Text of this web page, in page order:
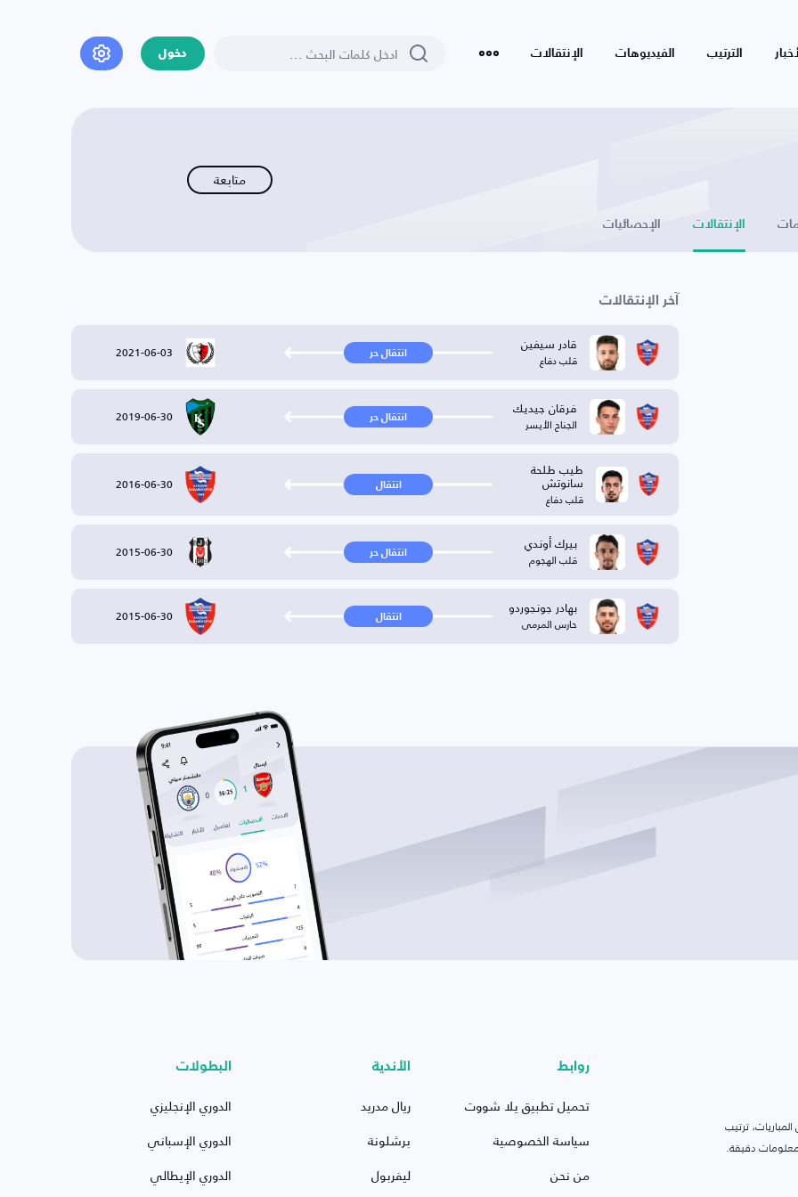
الترتيب الفيديوهات الإنتقالات دخول
متابعة
الإنتقالات الإحصائيات
آخر الإنتقالات
قادر سيفين
قلب دفاع انتقال حر 2021-06-03
فرقان جيديك
الجناح الأيسر انتقال حر 2019-06-30
طيب طلحة
سانوتش
قلب دفاع
انتقال 2016-06-30
بيرك أوندي
قلب الهجوم انتقال حر 2015-06-30
بهادر جونجوردو
حارس المرمى انتقال 2015-06-30
ترتيب
دقيقة.
روابط
تحميل تطبيق يلا شووت
سياسة الخصوصية
من نحن
الأندية
ريال مدريد
برشلونة
ليفربول
البطولات
الدوري الإنجليزي
الدوري الإسباني
الدوري الإيطالي